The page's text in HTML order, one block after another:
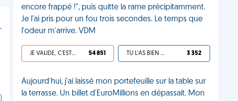
encore frappé !", puis quitte la rame précipitamment.
Je l'ai pris pour un fou trois secondes. Le temps que
l'odeur m'arrive. VDM
JE VALIDE, C'EST UNE VDM 54 851 TU L'AS BIEN MÉRITÉ 3 352
Aujourd'hui, j'ai laissé mon portefeuille sur la table sur
la terrasse. Un billet d'EuroMillions en dépassait. Mon